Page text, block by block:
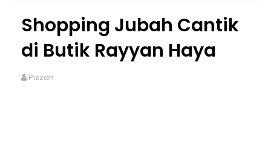
Shopping Jubah Cantik
di Butik Rayyan Haya
Pizzah